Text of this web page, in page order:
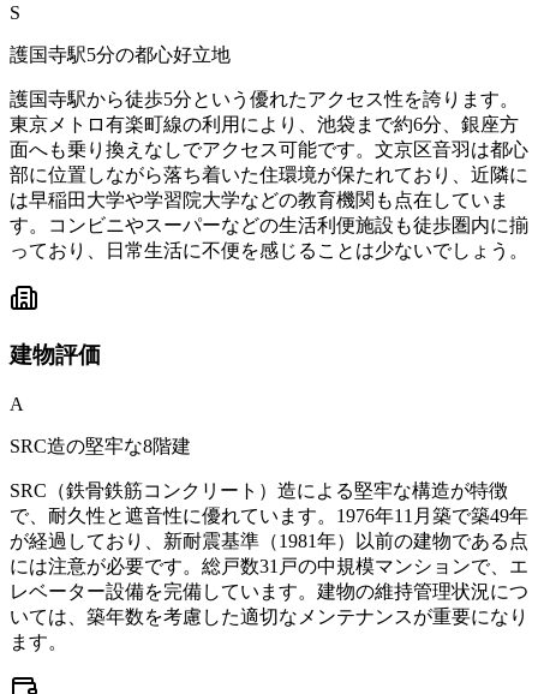
S
護国寺駅5分の都心好立地
護国寺駅から徒歩5分という優れたアクセス性を誇ります。
東京メトロ有楽町線の利用により、池袋まで約6分、銀座方
面へも乗り換えなしでアクセス可能です。文京区音羽は都心
部に位置しながら落ち着いた住環境が保たれており、近隣に
は早稲田大学や学習院大学などの教育機関も点在していま
す。コンビニやスーパーなどの生活利便施設も徒歩圏内に揃
っており、日常生活に不便を感じることは少ないでしょう。
建物評価
A
SRC造の堅牢な8階建
SRC（鉄骨鉄筋コンクリート）造による堅牢な構造が特徴
で、耐久性と遮音性に優れています。1976年11月築で築49年
が経過しており、新耐震基準（1981年）以前の建物である点
には注意が必要です。総戸数31戸の中規模マンションで、エ
レベーター設備を完備しています。建物の維持管理状況につ
いては、築年数を考慮した適切なメンテナンスが重要になり
ます。